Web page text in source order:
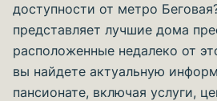
доступности от метро
представляет лучшие дома
расположенные недалеко от
вы найдете актуальную
пансионате, включая услуги,